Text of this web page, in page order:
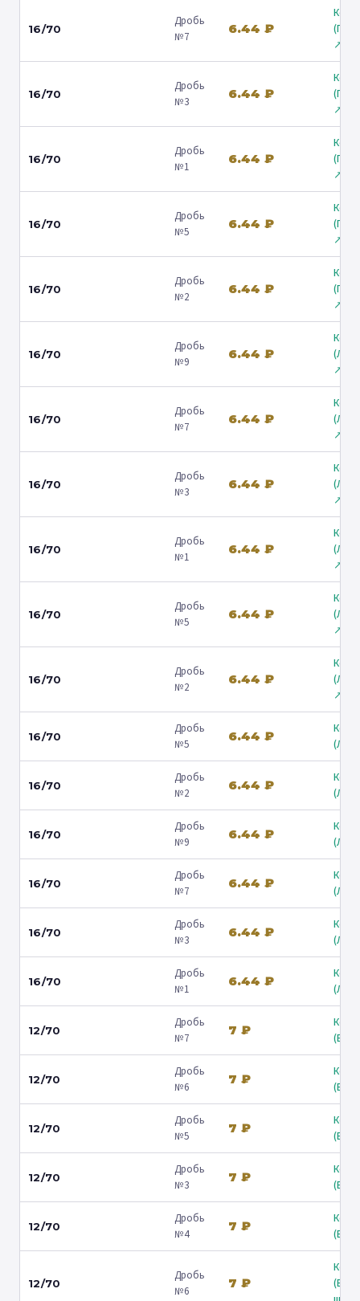
16/70
Дробь
№7
6.44 ₽
↗
16/70
Дробь
№3
6.44 ₽
↗
16/70
Дробь
№1
6.44 ₽
↗
16/70
Дробь
№5
6.44 ₽
↗
16/70
Дробь
№2
6.44 ₽
↗
16/70
Дробь
№9
6.44 ₽
↗
16/70
Дробь
№7
6.44 ₽
↗
16/70
Дробь
№3
6.44 ₽
↗
16/70
Дробь
№1
6.44 ₽
↗
16/70
Дробь
№5
6.44 ₽
↗
16/70
Дробь
№2
6.44 ₽
↗
16/70
Дробь
№5
6.44 ₽
16/70
Дробь
№2
6.44 ₽
16/70
Дробь
№9
6.44 ₽
16/70
Дробь
№7
6.44 ₽
16/70
Дробь
№3
6.44 ₽
16/70
Дробь
№1
6.44 ₽
12/70
Дробь
№7
7 ₽
12/70
Дробь
№6
7 ₽
12/70
Дробь
№5
7 ₽
12/70
Дробь
№3
7 ₽
12/70
Дробь
№4
7 ₽
12/70
Дробь
№6
7 ₽